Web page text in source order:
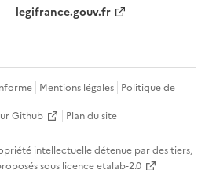
legifrance.gouv.fr
Mentions légales Politique de
Github Plan du site
intellectuelle détenue par des tiers,
sous licence etalab-2.0